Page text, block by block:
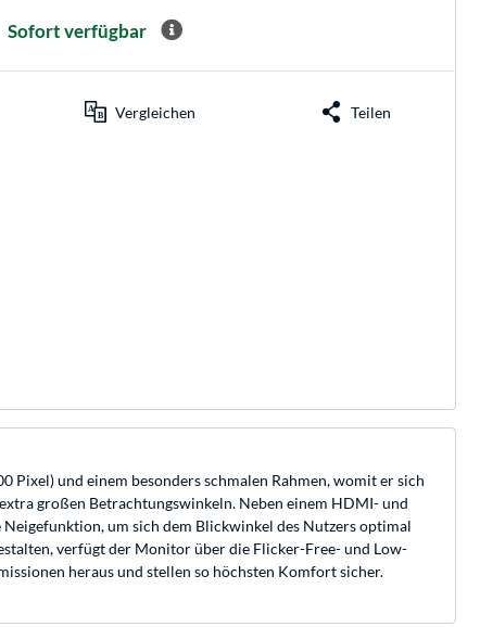
Sofort verfügbar
Vergleichen Teilen
Pixel) und einem besonders schmalen Rahmen, womit er sich
großen Betrachtungswinkeln. Neben einem HDMI- und
um sich dem Blickwinkel des Nutzers optimal
verfügt der Monitor über die Flicker-Free- und Low-
heraus und stellen so höchsten Komfort sicher.